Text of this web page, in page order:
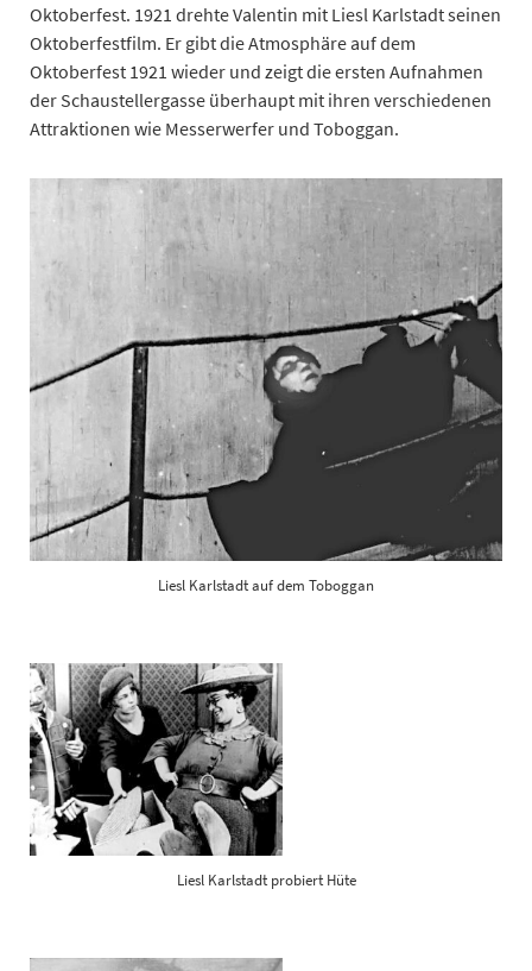
Oktoberfest. 1921 drehte Valentin mit Liesl Karlstadt seinen
Oktoberfestfilm. Er gibt die Atmosphäre auf dem
Oktoberfest 1921 wieder und zeigt die ersten Aufnahmen
der Schaustellergasse überhaupt mit ihren verschiedenen
Attraktionen wie Messerwerfer und Toboggan.
Liesl Karlstadt auf dem Toboggan
Liesl Karlstadt probiert Hüte